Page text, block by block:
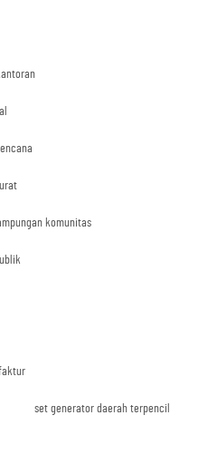
komunitas
set generator daerah terpencil